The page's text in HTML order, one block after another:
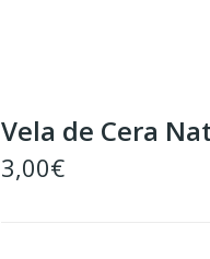
Vela de Cera
3,00€